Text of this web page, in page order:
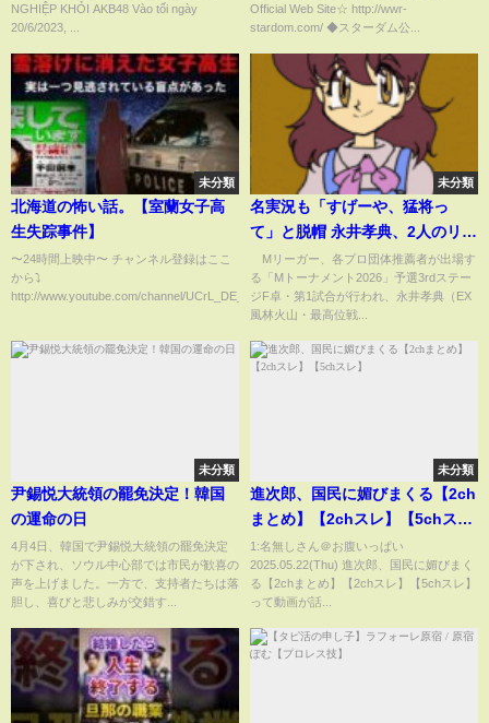
NGHIỆP KHỎI AKB48 Vào tối ngày
20/6/2023, ...
女だね！こんなかわいい顔して
さ！』-12.29両国国技館大会-
【STARDOM】
Official Web Site☆ http://wwr-
stardom.com/ ◆スターダム公...
未分類
北海道の怖い話。【室蘭女子高
生失踪事件】
〜24時間上映中〜 チャンネル登録はここ
から⤵︎
http://www.youtube.com/channel/UCrL_DE_XBpFK2...
未分類
名実況も「すげーや、猛将っ
て」と脱帽 永井孝典、2人のリー
チを追い抜いた怒涛の親跳満一
発ツモ ファンも「バケモンやな
いか」/麻雀・Mトーナメント
Mリーガー、各プロ団体推薦者が出場す
る「Mトーナメント2026」予選3rdステー
ジF卓・第1試合が行われ、永井孝典（EX
風林火山・最高位戦...
未分類
尹錫悦大統領の罷免決定！韓国
の運命の日
4月4日、韓国で尹錫悦大統領の罷免決定
が下され、ソウル中心部では市民が歓喜の
声を上げました。一方で、支持者たちは落
胆し、喜びと悲しみが交錯す...
未分類
進次郎、国民に媚びまくる【2ch
まとめ】【2chスレ】【5chス
レ】
1:名無しさん＠お腹いっぱい
2025.05.22(Thu) 進次郎、国民に媚びまく
る【2chまとめ】【2chスレ】【5chスレ】
って動画が話...